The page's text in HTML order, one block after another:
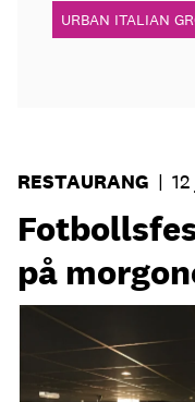
URBAN ITALIAN
RESTAURANG |
på
Strandgatan Två